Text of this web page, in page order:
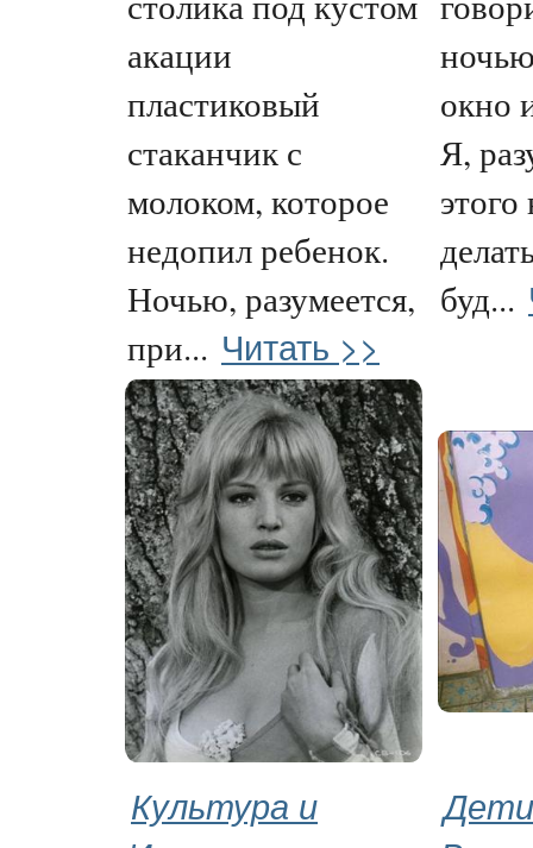
акации
пластиковый
стаканчик с
молоком, которое
недопил ребенок.
Ночью, разумеется,
при... Читать >>
окно
Я,
буд...
Культура и